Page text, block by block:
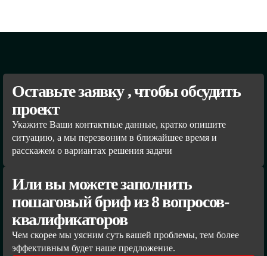
Оставьте заявку , чтобы обсудить
проект
Укажите Ваши контактные данные, кратко опишите
ситуацию, а мы перезвоним в ближайшее время и
расскажем о вариантах решения задачи
Или вы можете заполнить
пошаговый бриф из 8 вопросов-
квалификаторов
Чем скорее мы уясним суть вашей проблемы, тем более
эффективным будет наше предложение.